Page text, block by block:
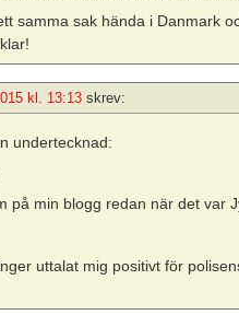
samma sak hända i Danmark
kl. 13:13 skrev:
undertecknad:
på min blogg redan när det var
uttalat mig positivt för